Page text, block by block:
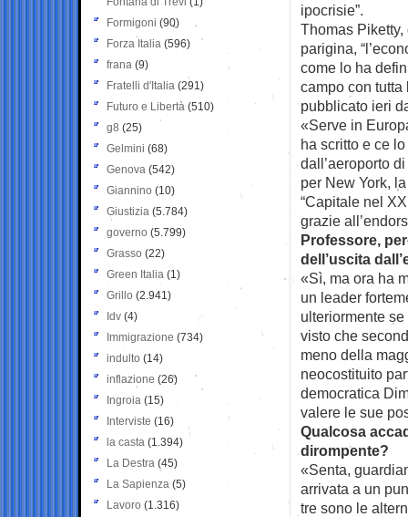
ipocrisie”.
Thomas Piketty,
parigina,
come lo ha
campo con
pubblicato ieri
«Serve in
ha scritto e ce
dall’aeroporto
per New York,
“Capitale nel
grazie
Professore,
dell’uscita
«Sì, ma ora ha
un leader
ulteriormente
visto che
meno della
neocostituito
democratica
valere le sue
Qualcosa
dirompente?
«Senta,
arrivata a un
tre sono le
Formigoni (90)
Forza Italia (596)
frana (9)
Fratelli d'Italia (291)
Futuro e Libertà (510)
g8 (25)
Gelmini (68)
Genova (542)
Giannino (10)
Giustizia (5.784)
governo (5.799)
Grasso (22)
Green Italia (1)
Grillo (2.941)
Idv (4)
Immigrazione (734)
indulto (14)
inflazione (26)
Ingroia (15)
Interviste (16)
la casta (1.394)
La Destra (45)
La Sapienza (5)
Lavoro (1.316)